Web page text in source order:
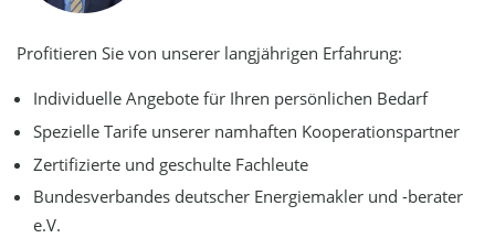
Profitieren Sie von unserer langjährigen Erfahrung:
Individuelle Angebote für Ihren persönlichen Bedarf
Spezielle Tarife unserer namhaften Kooperationspartner
Zertifizierte und geschulte Fachleute
Bundesverbandes deutscher Energiemakler und -berater
e.V.